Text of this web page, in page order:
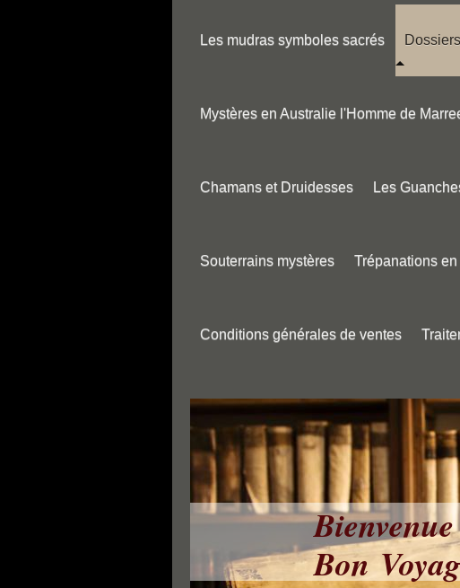
Les mudras symboles sacrés
Mystères en Australie l'Homme de
Chamans et Druidesses Les
Souterrains mystères Trépanations
Conditions générales de ventes
Bon